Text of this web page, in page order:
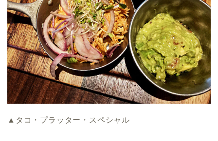
▲タコ・プラッター・スペシャル